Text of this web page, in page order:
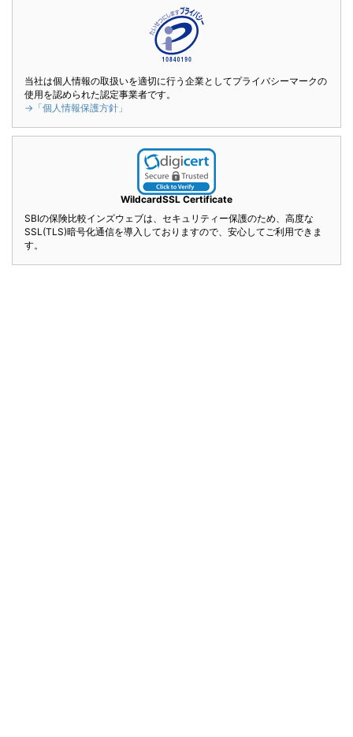
当社は個人情報の取扱いを適切に行う企業としてプライバシーマークの
使用を認められた認定事業者です。
→「個人情報保護方針」
WildcardSSL Certificate
SBIの保険比較インズウェブは、セキュリティー保護のため、高度な
SSL(TLS)暗号化通信を導入しておりますので、安心してご利用できま
す。